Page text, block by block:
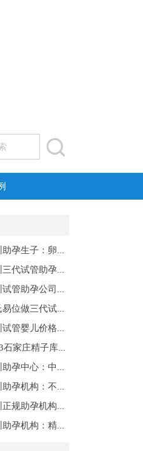
卵子多更容易怀孕还是卵子质量高的容易怀孕？
：断奶后月经来了能不能瘦,断奶以后体重有什么变化
想让促排流程起的作用更大最好注意这些，早了解早起作用
三代试管成功率怎么样，高吗？
胚胎为什么怕高温？怀孕初期这些事情注意一下对备孕比较好
精子库申请供精试管费用，及流程介绍
医治疗慢性荨麻疹如何改善,中医能根治慢性荨麻疹吗
只看到了微刺激促排方案的好处,决定之前一定要了解利弊
上海瑞金医院做供卵试管排队时间公布，这些条件也必须满足
精子库申请流程揭秘，先了解这些必要条件！